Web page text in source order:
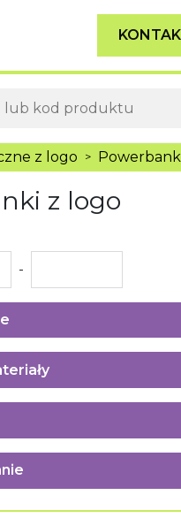
z logo >
z logo
-